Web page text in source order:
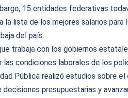
15 entidades federativas
la lista de los mejores salarios
del país.
trabaja con los gobiernos
condiciones laborales de los
Pública realizó estudios sobre
presupuestarias y